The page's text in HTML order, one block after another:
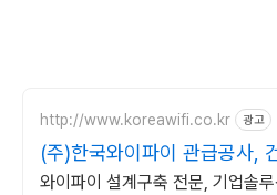
http://www.koreawifi.co.kr 광고
(주)한국와이파이 관급공사,
가능
와이파이 설계구축 전문, 기업솔